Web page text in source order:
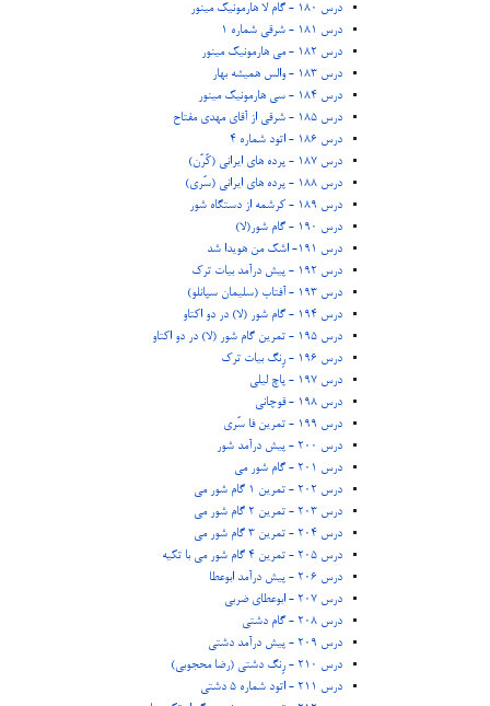
درس 180 - گام لا هارمونیک مینور
درس 181 - شرقی شماره 1
درس 182 - می هارمونیک مینور
درس 183 - والس همیشه بهار
درس 184 - سی هارمونیک مینور
درس 185 - شرقی از آقای مهدی مفتاح
درس 186 - اتود شماره 4
درس 187 - پرده های ایرانی (کُرُن)
درس 188 - پرده های ایرانی (سُری)
درس 189 - کرشمه از دستگاه شور
درس 190 - گام شور(لا)
درس 191- اشک من هویدا شد
درس 192 - پیش درآمد بیات ترک
درس 193 - آفتاب (سلیمان سپانلو)
درس 194 - گام شور (لا) در دو اکتاو
درس 195 - تمرین گام شور (لا) در دو اکتاو
درس 196 - رِنگ بیات ترک
درس 197 - پاچ لیلی
درس 198 - قوچانی
درس 199 - تمرین فا سُری
درس 200 - پیش درآمد شور
درس 201 - گام شور می
درس 202 - تمرین 1 گام شور می
درس 203 - تمرین 2 گام شور می
درس 204 - تمرین 3 گام شور می
درس 205 - تمرین 4 گام شور می با تکیه
درس 206 - پیش درآمد ابوعطا
درس 207 - ابوعطای ضربی
درس 208 - گام دشتی
درس 209 - پیش درآمد دشتی
درس 210 - رِنگ دشتی (رضا محجوبی)
درس 211 - اتود شماره 5 دشتی